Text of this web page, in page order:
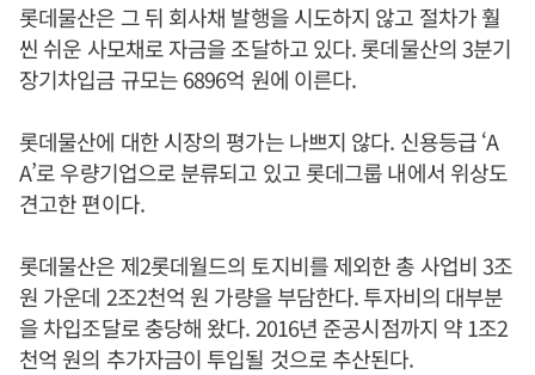
롯데물산은 그 뒤 회사채 발행을 시도하지 않고 절차가 훨
씬 쉬운 사모채로 자금을 조달하고 있다. 롯데물산의 3분기
장기차입금 규모는 6896억 원에 이른다.
롯데물산에 대한 시장의 평가는 나쁘지 않다. 신용등급 ‘A
A’로 우량기업으로 분류되고 있고 롯데그룹 내에서 위상도
견고한 편이다.
롯데물산은 제2롯데월드의 토지비를 제외한 총 사업비 3조
원 가운데 2조2천억 원 가량을 부담한다. 투자비의 대부분
을 차입조달로 충당해 왔다. 2016년 준공시점까지 약 1조2
천억 원의 추가자금이 투입될 것으로 추산된다.